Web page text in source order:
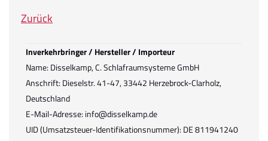
Zurück
Inverkehrbringer / Hersteller / Importeur
Name: Disselkamp, C. Schlafraumsysteme GmbH
Anschrift: Dieselstr. 41-47, 33442 Herzebrock-Clarholz,
Deutschland
E-Mail-Adresse: info@disselkamp.de
UID (Umsatzsteuer-Identifikationsnummer): DE 811941240